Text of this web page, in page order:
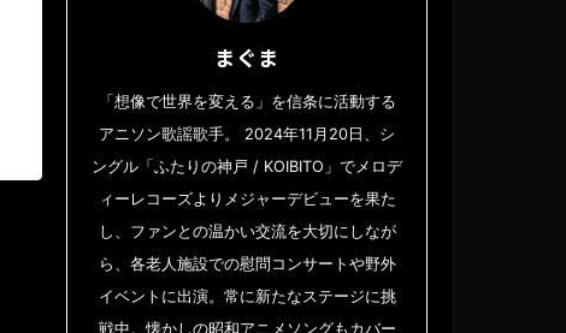
まぐま
「想像で世界を変える」を信条に活動する
アニソン歌謡歌手。 2024年11月20日、シ
ングル「ふたりの神戸 / KOIBITO」でメロデ
ィーレコーズよりメジャーデビューを果た
し、ファンとの温かい交流を大切にしなが
ら、各老人施設での慰問コンサートや野外
イベントに出演。常に新たなステージに挑
戦中。懐かしの昭和アニメソングもカバー